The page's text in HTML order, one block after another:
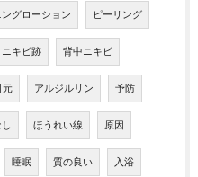
ングローション ピーリング
ニキビ跡 背中ニキビ
元 アルジルリン 予防
ほうれい線 原因
睡眠 質の良い 入浴